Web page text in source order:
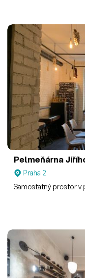
Pelmeňárna
Praha 2
Samostatný prostor v